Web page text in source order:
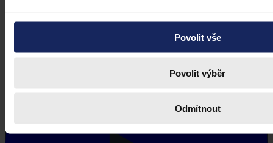
Povolit vše
Povolit výběr
Odmítnout